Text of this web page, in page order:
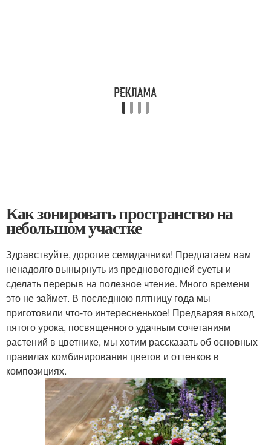
Как зонировать пространство на
небольшом участке
Здравствуйте, дорогие семидачники! Предлагаем вам
ненадолго вынырнуть из предновогодней суеты и
сделать перерыв на полезное чтение. Много времени
это не займет. В последнюю пятницу года мы
приготовили что-то интересненькое! Предваряя выход
пятого урока, посвященного удачным сочетаниям
растений в цветнике, мы хотим рассказать об основных
правилах комбинирования цветов и оттенков в
композициях.